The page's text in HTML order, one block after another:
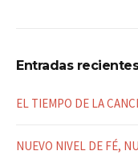
Entradas recientes
EL TIEMPO DE LA
NUEVO NIVEL DE FÉ,